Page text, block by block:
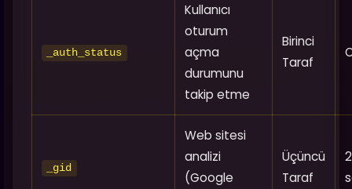
_auth_status
Kullanıcı
oturum
açma
durumunu
takip etme
Birinci
Taraf
_gid
Web sitesi
analizi
(Google
Üçüncü
Taraf